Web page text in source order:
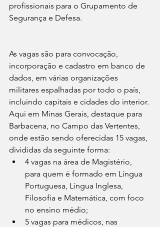
profissionais para o Grupamento de
Segurança e Defesa.
As vagas são para convocação,
incorporação e cadastro em banco de
dados, em várias organizações
militares espalhadas por todo o país,
incluindo capitais e cidades do interior.
Aqui em Minas Gerais, destaque para
Barbacena, no Campo das Vertentes,
onde estão sendo oferecidas 15 vagas,
divididas da seguinte forma:
4 vagas na área de Magistério,
para quem é formado em Língua
Portuguesa, Língua Inglesa,
Filosofia e Matemática, com foco
no ensino médio;
5 vagas para médicos, nas